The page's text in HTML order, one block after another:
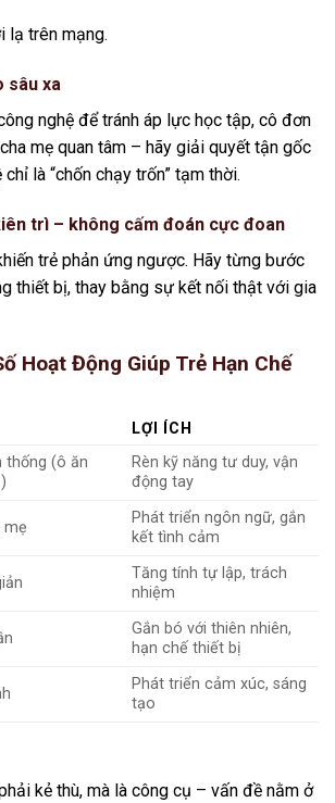
lạ trên mạng.
sâu xa
nghệ để tránh áp lực học tập, cô đơn
mẹ quan tâm – hãy giải quyết tận gốc
là “chốn chạy trốn” tạm thời.
trì – không cấm đoán cực đoan
trẻ phản ứng ngược. Hãy từng bước
thiết bị, thay bằng sự kết nối thật với gia
Hoạt Động Giúp Trẻ Hạn Chế
LỢI ÍCH
thống (ô ăn
Rèn kỹ năng tư duy, vận
động tay
mẹ
Phát triển ngôn ngữ, gắn
kết tình cảm
Tăng tính tự lập, trách
nhiệm
Gắn bó với thiên nhiên,
hạn chế thiết bị
Phát triển cảm xúc, sáng
tạo
kẻ thù, mà là công cụ – vấn đề nằm ở